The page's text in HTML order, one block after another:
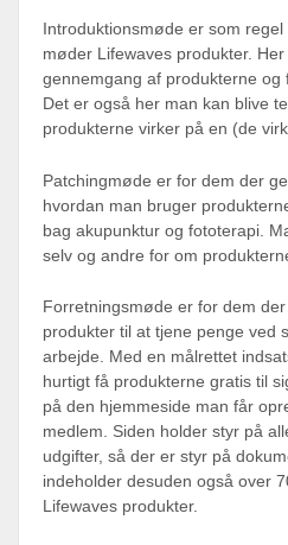
Introduktionsmøde er som
møder Lifewaves produkter.
gennemgang af produkterne og
Det er også her man kan blive
produkterne virker på en (de
Patchingmøde er for dem der
hvordan man bruger
bag akupunktur og fototerapi.
selv og andre for om
Forretningsmøde er for dem
produkter til at tjene penge ved
arbejde. Med en målrettet
hurtigt få produkterne gratis til
på den hjemmeside man får
medlem. Siden holder styr på
udgifter, så der er styr på
indeholder desuden også over
Lifewaves produkter.